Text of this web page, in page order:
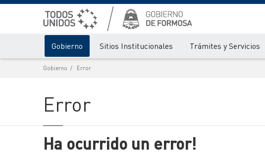
Gobierno Sitios Institucionales Trámites y Servicios
Gobierno Error
Error
Ha ocurrido un error!